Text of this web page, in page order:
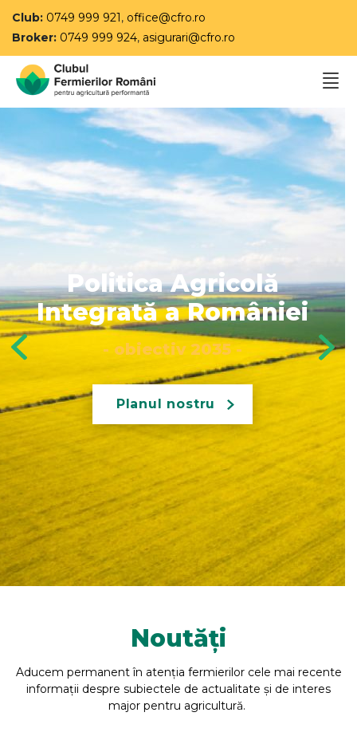
Club: 0749 999 921, office@cfro.ro
Broker: 0749 999 924, asigurari@cfro.ro
Antreprenor în
Agricultura 4.0
Singurul program de
perfecționare managerială
dedicat sectorului
agroalimentar
Află mai multe
Noutăți
Aducem permanent în atenția fermierilor cele mai recente
informații despre subiectele de actualitate și de interes
major pentru agricultură.